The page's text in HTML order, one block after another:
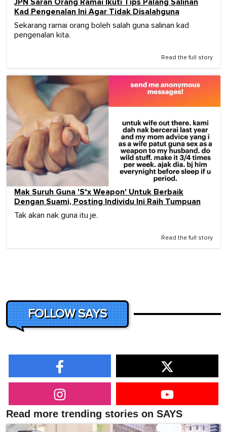
Kad Pengenalan Ini Agar Tidak Disalahguna
Sekarang ramai orang boleh salah guna salinan kad
pengenalan kita.
Read the full story
Mak Suruh Guna 'S*x Weapon' Untuk Berbaik
Dengan Suami, Posting Individu Ini Raih Tumpuan
Tak akan nak guna itu je.
Read the full story
FOLLOW SAYS
Read more trending stories on SAYS